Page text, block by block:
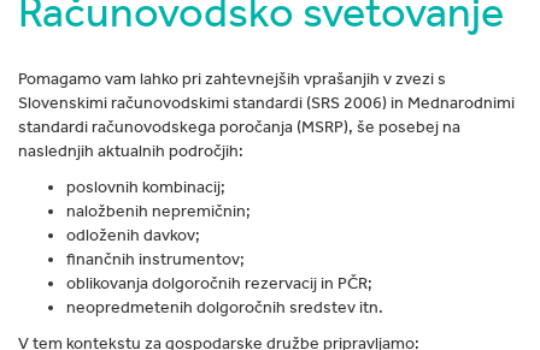
Računovodsko svetovanje
Pomagamo vam lahko pri zahtevnejših vprašanjih v zvezi s
Slovenskimi računovodskimi standardi (SRS 2006) in Mednarodnimi
standardi računovodskega poročanja (MSRP), še posebej na
naslednjih aktualnih področjih:
poslovnih kombinacij;
naložbenih nepremičnin;
odloženih davkov;
finančnih instrumentov;
oblikovanja dolgoročnih rezervacij in PČR;
neopredmetenih dolgoročnih sredstev itn.
V tem kontekstu za gospodarske družbe pripravljamo: